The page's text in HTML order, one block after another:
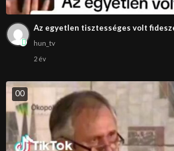
Az egyetlen tisztességes volt
hun_tv
2 év
00